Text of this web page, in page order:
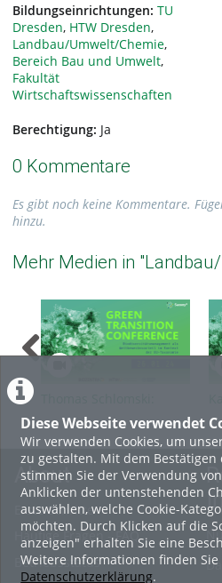
Diese Webseite verwendet
Wir verwenden Cookies, um
zu gestalten. Mit dem
stimmen Sie der Verwendung
Anklicken der untenstehenden
auswählen, welche Cookie-
möchten. Durch Klicken auf die
anzeigen" erhalten Sie eine
Weitere Informationen finden
Datenschutzerklärung.
Bildungseinrichtungen: TU
Dresden, HTW Dresden,
Landbau/Umwelt/Chemie,
Bereich Bau und Umwelt,
Fakultät
Wirtschaftswissenschaften
Berechtigung: Ja
0 Kommentare
Es gibt noch keine Kommentare.
hinzu.
Mehr Medien in
Unternehmensberatung
im Bereich Biodiversität
und Nachhaltigkeit
(Green Transition
Conference 2024)
About
Erste Schritte
Häufige Fragen - FAQ
Betriebsstatus